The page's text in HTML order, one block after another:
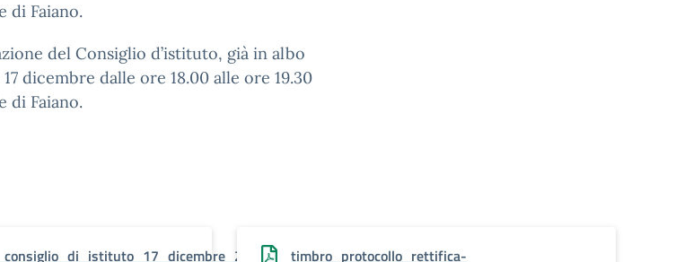
di Faiano.
del Consiglio d’istituto, già in albo
dicembre dalle ore 18.00 alle ore 19.30
di Faiano.
timbro_protocollo_rettifica-